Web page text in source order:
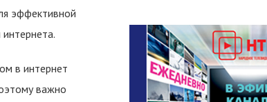
эффективной
в интернет
важно